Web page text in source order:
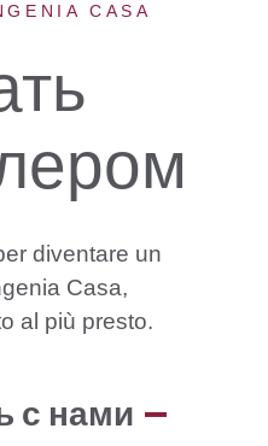
CASA
diventare un
Casa,
al più presto.
с нами